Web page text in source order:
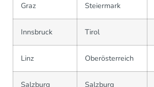
Graz Steiermark
Innsbruck Tirol
Linz Oberösterreich
Salzburg Salzburg